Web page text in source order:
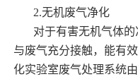
2.无机废气净化
对于有害无机气体
与废气充分接触，能有
化实验室废气处理系统